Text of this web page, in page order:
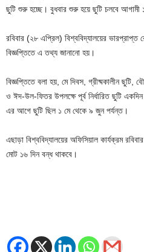
ছুটি শুরু হচ্ছে। বুধবার শুরু হয়ে ছুটি চলবে আগামী
রবিবার (২৮ এপ্রিল) বিশ্ববিদ্যালয়ের ভারপ্রাপ্ত
বিজ্ঞপ্তিতে এ তথ্য জানানো হয়।
বিজ্ঞপ্তিতে বলা হয়, মে দিবস, গ্রীষ্মকালীন ছুটি,
ও ঈদ-উল-ফিতর উপলক্ষে পূর্ব নির্ধারিত ছুটি
এর আগে ছুটি ছিল ১ মে থেকে ৯ জুন পর্যন্ত।
এছাড়া বিশ্ববিদ্যালয়ের অফিসিয়াল কার্যক্রম
মোট ১৬ দিন বন্ধ থাকবে।